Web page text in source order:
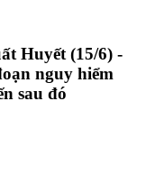
Huyết (15/6) -
nguy hiểm
sau đó